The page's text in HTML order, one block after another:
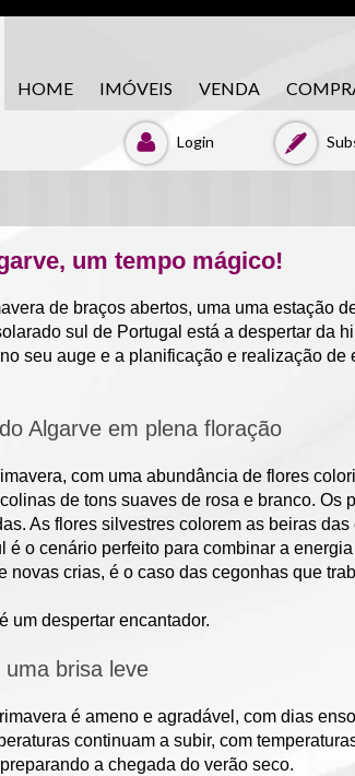
HOME IMÓVEIS VENDA
Login
um tempo mágico!
de braços abertos, uma uma estação
sul de Portugal está a despertar da
seu auge e a planificação e realização
Algarve em plena floração
com uma abundância de flores
de tons suaves de rosa e branco. Os
As flores silvestres colorem as beiras
é o cenário perfeito para combinar a
novas crias, é o caso das cegonhas que
um despertar encantador.
brisa leve
é ameno e agradável, com dias
continuam a subir, com
a chegada do verão seco.